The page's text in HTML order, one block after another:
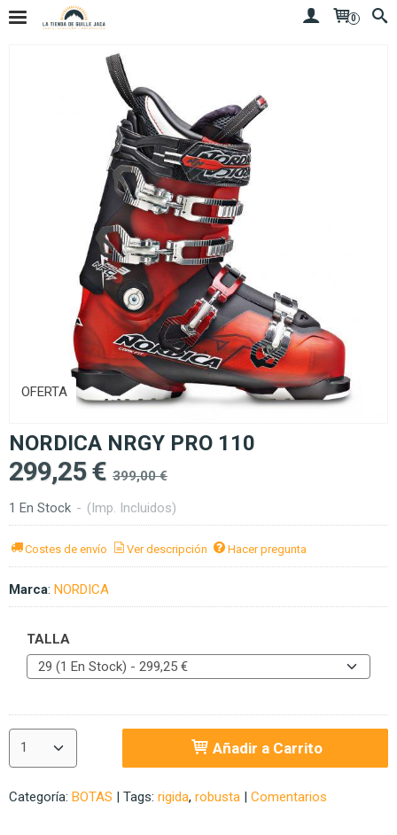
0
OFERTA
NORDICA NRGY PRO 110
299,25 € 399,00 €
1 En Stock - (Imp. Incluidos)
Costes de envío Ver descripción Hacer pregunta
Marca: NORDICA
TALLA
Añadir a Carrito
Categoría: BOTAS | Tags: rigida robusta | Comentarios